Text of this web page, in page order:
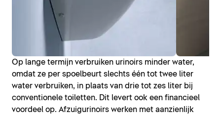
Op lange termijn verbruiken urinoirs minder water,
omdat ze per spoelbeurt slechts één tot twee liter
water verbruiken, in plaats van drie tot zes liter bij
conventionele toiletten. Dit levert ook een financieel
voordeel op. Afzuigurinoirs werken met aanzienlijk